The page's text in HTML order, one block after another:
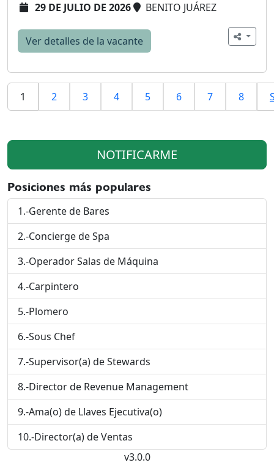
29 DE JULIO DE 2026 BENITO JUÁREZ
Ver detalles de la vacante
1 2 3 4 5 6 7 8
NOTIFICARME
Posiciones más populares
1.-Gerente de Bares
2.-Concierge de Spa
3.-Operador Salas de Máquina
4.-Carpintero
5.-Plomero
6.-Sous Chef
7.-Supervisor(a) de Stewards
8.-Director de Revenue Management
9.-Ama(o) de Llaves Ejecutiva(o)
10.-Director(a) de Ventas
v3.0.0